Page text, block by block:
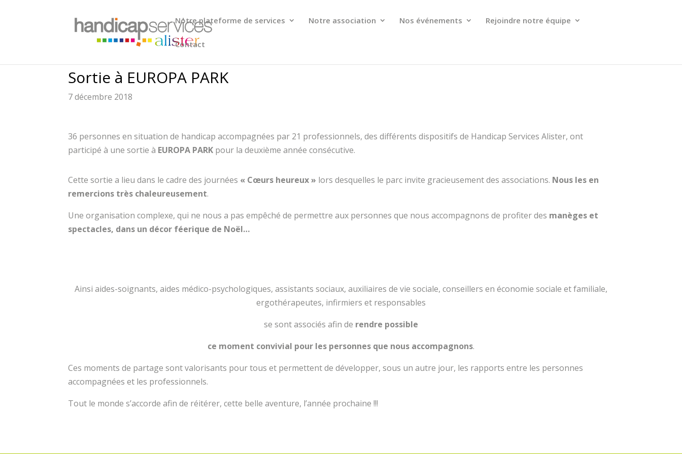
Notre plateforme de services Notre association Nos événements Rejoindre notre équipe
Contact
Sortie à EUROPA PARK
7 décembre 2018
36 personnes en situation de handicap accompagnées par 21 professionnels, des différents dispositifs de Handicap Services Alister, ont
participé à une sortie à EUROPA PARK pour la deuxième année consécutive.
Cette sortie a lieu dans le cadre des journées « Cœurs heureux » lors desquelles le parc invite gracieusement des associations. Nous les en
remercions très chaleureusement.
Une organisation complexe, qui ne nous a pas empêché de permettre aux personnes que nous accompagnons de profiter des manèges et
spectacles, dans un décor féerique de Noël…
Ainsi aides-soignants, aides médico-psychologiques, assistants sociaux, auxiliaires de vie sociale, conseillers en économie sociale et familiale,
ergothérapeutes, infirmiers et responsables
se sont associés afin de rendre possible
ce moment convivial pour les personnes que nous accompagnons.
Ces moments de partage sont valorisants pour tous et permettent de développer, sous un autre jour, les rapports entre les personnes
accompagnées et les professionnels.
Tout le monde s’accorde afin de réitérer, cette belle aventure, l’année prochaine !!!